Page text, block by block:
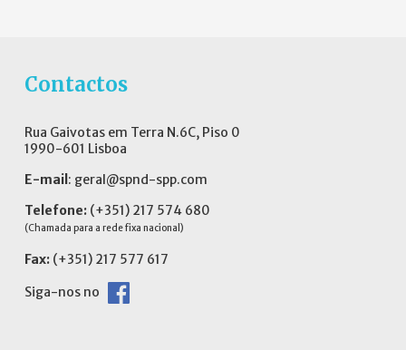
Contactos
Rua Gaivotas em Terra N.6C, Piso 0
1990-601 Lisboa
E-mail : geral@spnd-spp.com
Telefone: (+351) 217 574 680
(Chamada para a rede fixa nacional)
Fax: (+351) 217 577 617
Siga-nos no